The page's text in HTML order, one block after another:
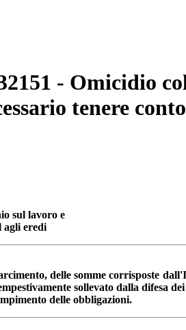
- Omicidio
tenere
sul lavoro e
agli eredi
delle somme corrisposte
sollevato dalla difesa
delle obbligazioni.